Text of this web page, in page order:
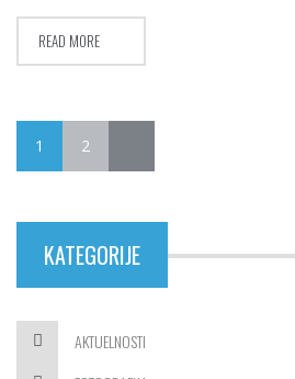
READ MORE
1 2
KATEGORIJE
AKTUELNOSTI